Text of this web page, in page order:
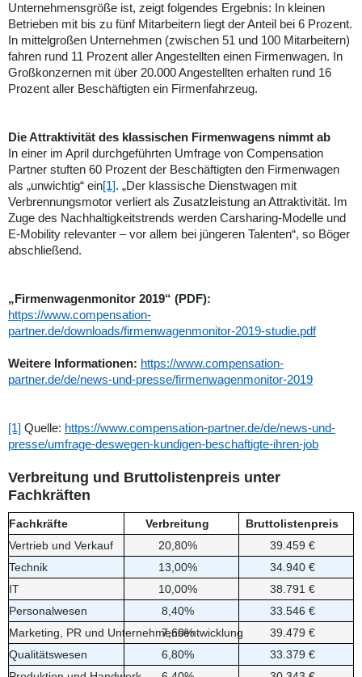
Unternehmensgröße ist, zeigt folgendes Ergebnis: In kleinen
Betrieben mit bis zu fünf Mitarbeitern liegt der Anteil bei 6 Prozent.
In mittelgroßen Unternehmen (zwischen 51 und 100 Mitarbeitern)
fahren rund 11 Prozent aller Angestellten einen Firmenwagen. In
Großkonzernen mit über 20.000 Angestellten erhalten rund 16
Prozent aller Beschäftigten ein Firmenfahrzeug.
Die Attraktivität des klassischen Firmenwagens nimmt ab
In einer im April durchgeführten Umfrage von Compensation
Partner stuften 60 Prozent der Beschäftigten den Firmenwagen
als „unwichtig“ ein[1]. „Der klassische Dienstwagen mit
Verbrennungsmotor verliert als Zusatzleistung an Attraktivität. Im
Zuge des Nachhaltigkeitstrends werden Carsharing-Modelle und
E-Mobility relevanter – vor allem bei jüngeren Talenten“, so Böger
abschließend.
„Firmenwagenmonitor 2019“ (PDF):
https://www.compensation-
partner.de/downloads/firmenwagenmonitor-2019-studie.pdf
Weitere Informationen: https://www.compensation-
partner.de/de/news-und-presse/firmenwagenmonitor-2019
[1] Quelle: https://www.compensation-partner.de/de/news-und-
presse/umfrage-deswegen-kundigen-beschaftigte-ihren-job
Verbreitung und Bruttolistenpreis unter
Fachkräften
Fachkräfte Verbreitung
Bruttolistenpreis
Vertrieb und Verkauf
20,80%
39.459 €
Technik
13,00%
34.940 €
IT
10,00%
38.791 €
Personalwesen
8,40%
33.546 €
Marketing, PR und Unternehmensentwicklung
7,60%
39.479 €
Qualitätswesen
6,80%
33.379 €